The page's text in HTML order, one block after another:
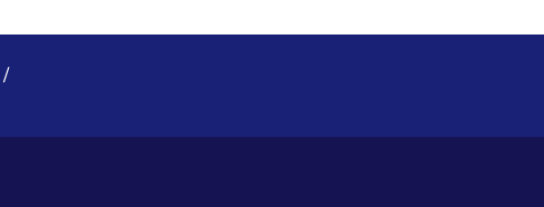
/